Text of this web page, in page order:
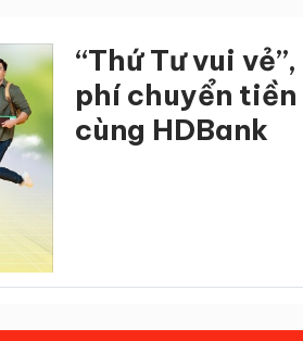
“Thứ Tư vui
phí chuyển
cùng HDBank